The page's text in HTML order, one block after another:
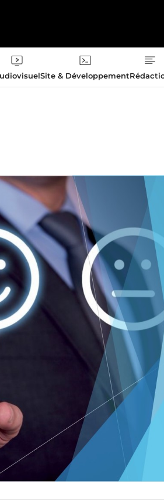
Site & Développement